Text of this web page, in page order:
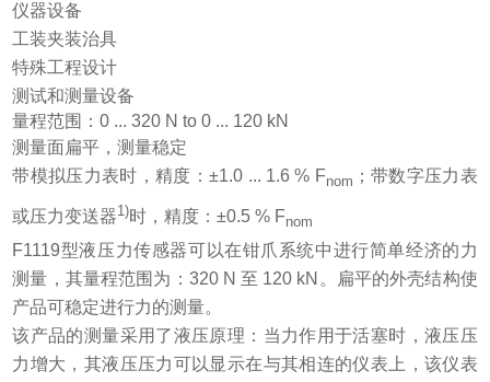
仪器设备
工装夹装治具
特殊工程设计
测试和测量设备
量程范围：0 ... 320 N to 0 ... 120 kN
测量面扁平，测量稳定
带模拟压力表时，精度：±1.0 ... 1.6 % Fnom ；带数字压力表
或压力变送器1)时，精度：±0.5 % Fnom
F1119型液压力传感器可以在钳爪系统中进行简单经济的力
测量，其量程范围为：320 N 至 120 kN。扁平的外壳结构使
产品可稳定进行力的测量。
该产品的测量采用了液压原理：当力作用于活塞时，液压压
力增大，其液压压力可以显示在与其相连的仪表上，该仪表